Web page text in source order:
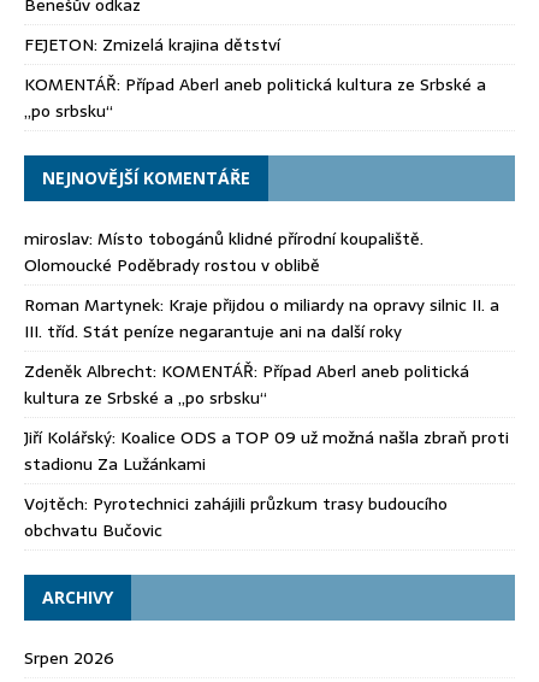
FEJETON: Zmizelá krajina dětství
KOMENTÁŘ: Případ Aberl aneb politická kultura ze Srbské a
„po srbsku“
NEJNOVĚJŠÍ KOMENTÁŘE
miroslav: Místo tobogánů klidné přírodní koupaliště.
Olomoucké Poděbrady rostou v oblibě
Roman Martynek: Kraje přijdou o miliardy na opravy silnic II. a
III. tříd. Stát peníze negarantuje ani na další roky
Zdeněk Albrecht: KOMENTÁŘ: Případ Aberl aneb politická
kultura ze Srbské a „po srbsku“
Jiří Kolářský: Koalice ODS a TOP 09 už možná našla zbraň proti
stadionu Za Lužánkami
Vojtěch: Pyrotechnici zahájili průzkum trasy budoucího
obchvatu Bučovic
ARCHIVY
Srpen 2026